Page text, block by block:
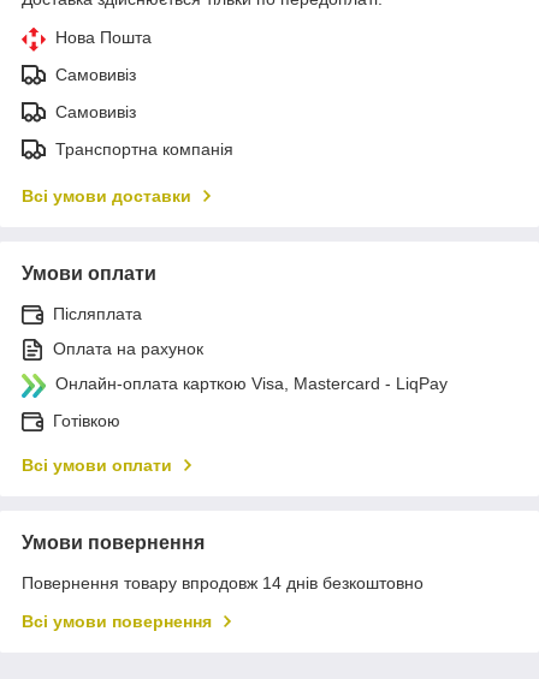
Нова Пошта
Самовивіз
Самовивіз
Транспортна компанія
Всі умови доставки
Умови оплати
Післяплата
Оплата на рахунок
Онлайн-оплата карткою Visa, Mastercard - LiqPay
Готівкою
Всі умови оплати
Умови повернення
Повернення товару впродовж 14 днів безкоштовно
Всі умови повернення